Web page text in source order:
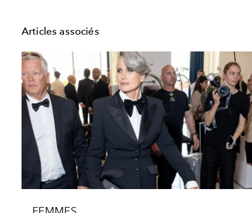
Articles associés